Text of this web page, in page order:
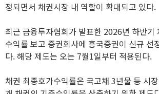
정되면서 채권시장 내 역할이 확대되고 있다.
최근 금융투자협회가 발표한 2026년 하반기
수익률 보고 증권회사에 흥국증권이 신규 선
다. 해당 제도는 오는 7월1일부터 적용된다.
채권 최종호가수익률은 국고채 3년물 등 시